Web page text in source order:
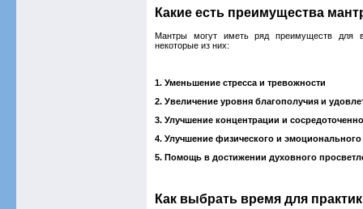
Какие есть преимущества
Мантры могут иметь ряд преимуществ для
некоторые из них:
1. Уменьшение стресса и тревожности
2. Увеличение уровня благополучия и
3. Улучшение концентрации и
4. Улучшение физического и
5. Помощь в достижении духовного
Как выбрать время для